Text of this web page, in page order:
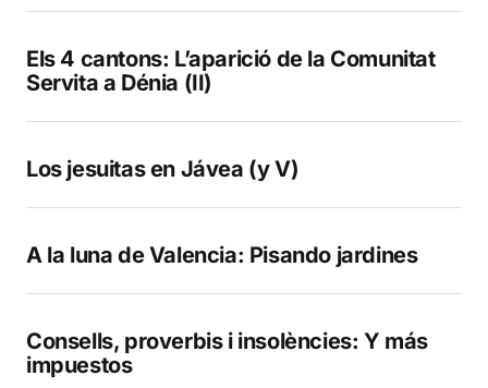
Els 4 cantons: L’aparició de la Comunitat
Servita a Dénia (II)
Los jesuitas en Jávea (y V)
A la luna de Valencia: Pisando jardines
Consells, proverbis i insolències: Y más
impuestos